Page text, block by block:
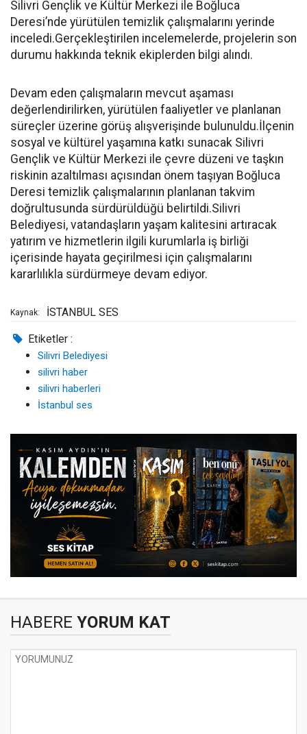
Silivri Gençlik ve Kültür Merkezi ile Boğluca
Deresi’nde yürütülen temizlik çalışmalarını yerinde
inceledi.Gerçekleştirilen incelemelerde, projelerin son
durumu hakkında teknik ekiplerden bilgi alındı.
Devam eden çalışmaların mevcut aşaması
değerlendirilirken, yürütülen faaliyetler ve planlanan
süreçler üzerine görüş alışverişinde bulunuldu.İlçenin
sosyal ve kültürel yaşamına katkı sunacak Silivri
Gençlik ve Kültür Merkezi ile çevre düzeni ve taşkın
riskinin azaltılması açısından önem taşıyan Boğluca
Deresi temizlik çalışmalarının planlanan takvim
doğrultusunda sürdürüldüğü belirtildi.Silivri
Belediyesi, vatandaşların yaşam kalitesini artıracak
yatırım ve hizmetlerin ilgili kurumlarla iş birliği
içerisinde hayata geçirilmesi için çalışmalarını
kararlılıkla sürdürmeye devam ediyor.
Kaynak: İSTANBUL SES
Etiketler :
Silivri Belediyesi
silivri haber
silivri haberleri
İstanbul ses
HABERE YORUM KAT